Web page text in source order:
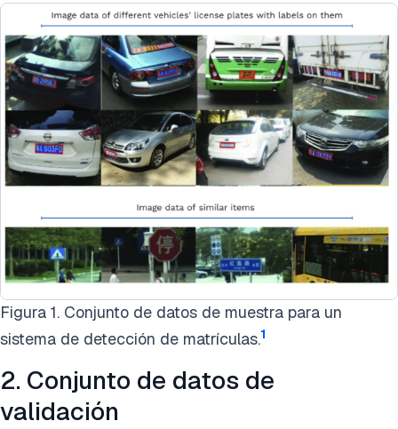
Figura 1. Conjunto de datos de muestra para un
sistema de detección de matrículas.1
2. Conjunto de datos de
validación